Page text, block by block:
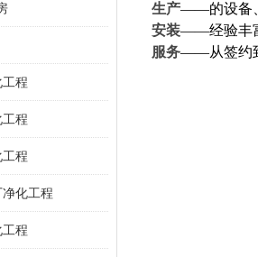
程
程
程
化工程
程
生产——的设备
安装——经验丰
服务——从签约